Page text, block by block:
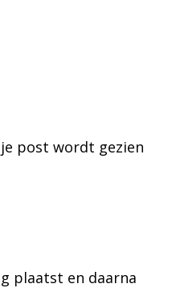
post wordt gezien
plaatst en daarna